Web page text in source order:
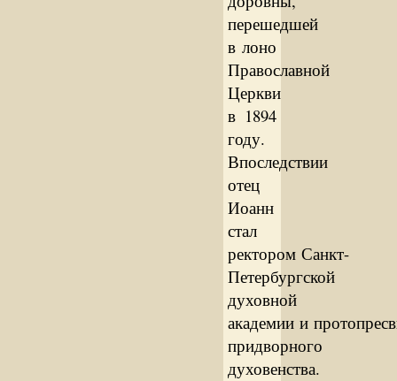
перешедшей
в лоно
Православной
Церкви
в 1894
году.
Впоследствии
отец
Иоанн
стал
ректором Санкт-
Петербургской
духовной
академии и
придворного
духовенства.